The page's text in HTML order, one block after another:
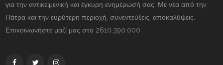
για την αντικειμενική και έγκυρη ενημέρωσή σας. Με νέα από την
Πάτρα και την ευρύτερη περιοχή, συνεντεύξεις, αποκαλύψεις.
Επικοινωνήστε μαζί μας στο 2610.390.000